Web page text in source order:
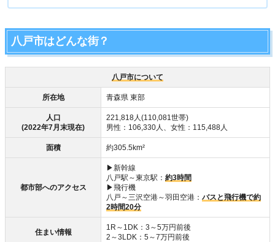
八戸市はどんな街？
八戸市について
所在地 青森県 東部
人口
(2022年7月末現在)
221,818人(110,081世帯)
男性：106,330人、女性：115,488人
面積 約305.5km²
都市部へのアクセス
▶新幹線
八戸駅～東京駅： 約3時間
▶飛行機
八戸～三沢空港～羽田空港： バスと飛行機で約
2時間20分
住まい情報
1R～1DK：3～5万円前後
2～3LDK：5～7万円前後